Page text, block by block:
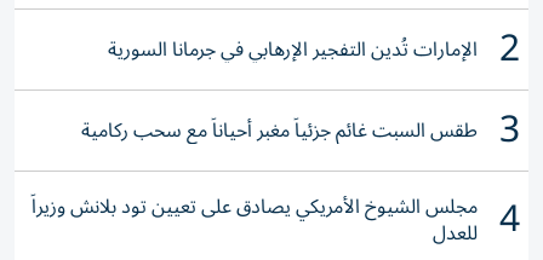
2 الإمارات تُدين التفجير الإرهابي في جرمانا السورية
3 طقس السبت غائم جزئياً مغبر أحياناً مع سحب ركامية
4 مجلس الشيوخ الأمريكي يصادق على تعيين تود بلانش وزيراً
للعدل